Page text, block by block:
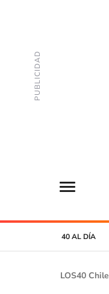
40 AL DÍA
LOS40 Chile